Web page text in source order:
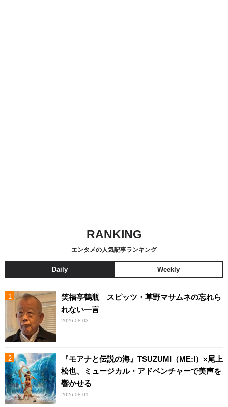
RANKING
エンタメの人気記事ランキング
Daily Weekly
笑福亭鶴瓶 スピッツ・草野マサムネの忘れら
れない一言
2026.08.03
『モアナと伝説の海』TSUZUMI（ME:I）×尾上
松也、ミュージカル・アドベンチャーで美声を
響かせる
2026.08.01